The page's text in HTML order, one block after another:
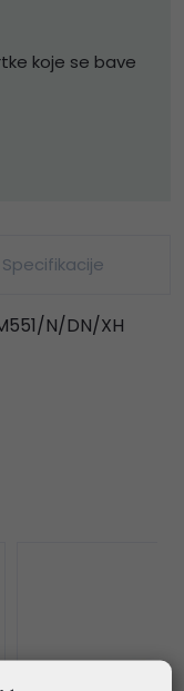
koje se bave
Specifikacije
N/DN/XH